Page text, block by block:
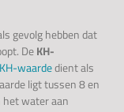
gevolg hebben dat
DeKH-
KH-waardedient als
ligt tussen 8 en
water aan